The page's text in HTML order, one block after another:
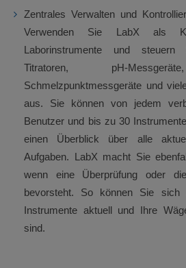
Zentrales Verwalten und
Verwenden Sie LabX als
Laborinstrumente und
Titratoren, pH-
Schmelzpunktmessgeräte und
aus. Sie können von jedem
Benutzer und bis zu 30
einen Überblick über alle
Aufgaben. LabX macht Sie
wenn eine Überprüfung oder
bevorsteht. So können Sie
Instrumente aktuell und Ihre
sind.